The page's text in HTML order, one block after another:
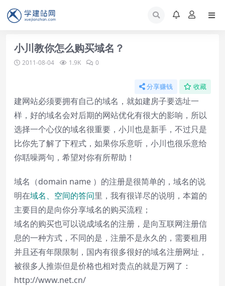
小川教你怎么购买域名？
2011-08-04 1.9K 0
分享赚钱 收藏
建网站必须要拥有自己的域名，就如建房子要选址一
样，好的域名会对后期的网站优化有很大的影响，所以
选择一个心仪的域名很重要，小川也是新手，不过只是
比你先了解了下程式，如果你乐意听，小川也很乐意给
你聒噪两句，希望对你有所帮助！
域名（domain name ）的注册是很简单的，域名的说
明在域名、空间的答问里，我有很详尽的说明，本篇的
主要目的是向你分享域名的购买流程；
域名的购买也可以说成域名的注册，是向互联网注册信
息的一种方式，不同的是，注册不是永久的，需要租用
并且还有年限限制，国内有很多很好的域名注册网址，
被很多人推崇但是价格也相对贵点的就是万网了：
http://www.net.cn/